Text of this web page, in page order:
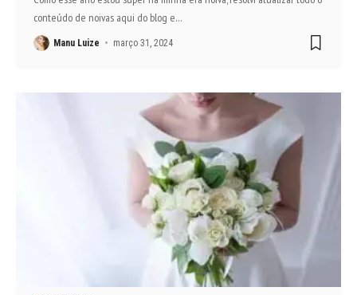
conteúdo de noivas aqui do blog e…
Manu Luize março 31, 2024